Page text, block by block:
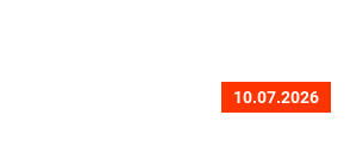
10.07.2026